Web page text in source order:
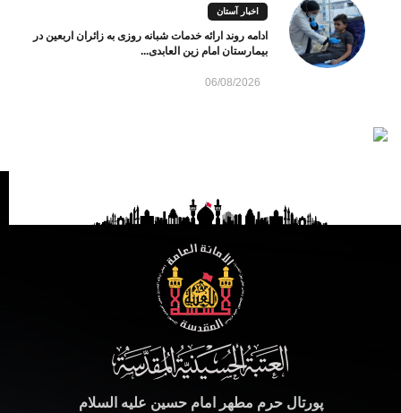
اخبار آستان
ادامه روند ارائه خدمات شبانه روزی به زائران اربعین در
بیمارستان امام زین العابدی...
06/08/2026
پورتال حرم مطهر امام حسین علیه السلام